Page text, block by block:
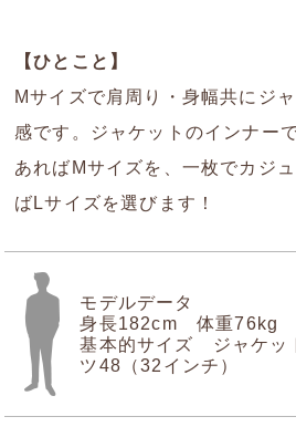
【ひとこと】
Mサイズで肩周り・身幅共にジ
感です。ジャケットのインナー
あればMサイズを、一枚でカジ
ばLサイズを選びます！
モデルデータ
身長182cm 体重76kg
基本的サイズ ジャケッ
ツ48（32インチ）